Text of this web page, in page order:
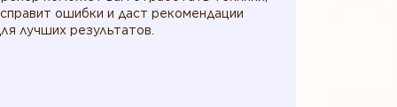
ошибки и даст рекомендации
лучших результатов.